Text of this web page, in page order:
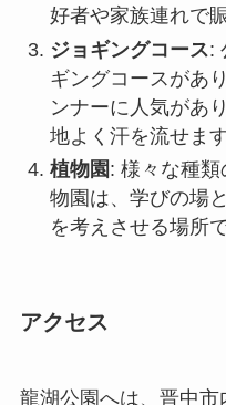
物園は、学びの場
を考えさせる場所
アクセス
龍湖公園へは、晋中
で公園の入口まで到着
中市は鉄道網や高速